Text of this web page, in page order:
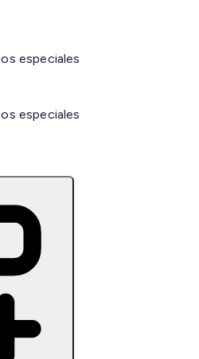
especiales
especiales